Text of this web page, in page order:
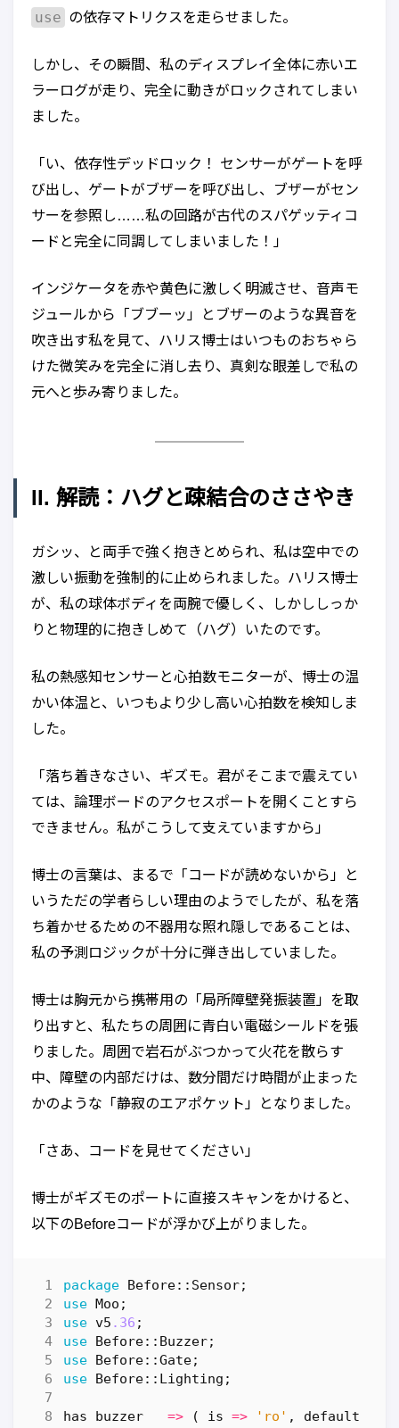
use の依存マトリクスを走らせました。
しかし、その瞬間、私のディスプレイ全体に赤いエ
ラーログが走り、完全に動きがロックされてしまい
ました。
「い、依存性デッドロック！ センサーがゲートを呼
び出し、ゲートがブザーを呼び出し、ブザーがセン
サーを参照し……私の回路が古代のスパゲッティコ
ードと完全に同調してしまいました！」
インジケータを赤や黄色に激しく明滅させ、音声モ
ジュールから「ブブーッ」とブザーのような異音を
吹き出す私を見て、ハリス博士はいつものおちゃら
けた微笑みを完全に消し去り、真剣な眼差しで私の
元へと歩み寄りました。
II. 解読：ハグと疎結合のささやき
ガシッ、と両手で強く抱きとめられ、私は空中での
激しい振動を強制的に止められました。ハリス博士
が、私の球体ボディを両腕で優しく、しかししっか
りと物理的に抱きしめて（ハグ）いたのです。
私の熱感知センサーと心拍数モニターが、博士の温
かい体温と、いつもより少し高い心拍数を検知しま
した。
「落ち着きなさい、ギズモ。君がそこまで震えてい
ては、論理ボードのアクセスポートを開くことすら
できません。私がこうして支えていますから」
博士の言葉は、まるで「コードが読めないから」と
いうただの学者らしい理由のようでしたが、私を落
ち着かせるための不器用な照れ隠しであることは、
私の予測ロジックが十分に弾き出していました。
博士は胸元から携帯用の「局所障壁発振装置」を取
り出すと、私たちの周囲に青白い電磁シールドを張
りました。周囲で岩石がぶつかって火花を散らす
中、障壁の内部だけは、数分間だけ時間が止まった
かのような「静寂のエアポケット」となりました。
「さあ、コードを見せてください」
博士がギズモのポートに直接スキャンをかけると、
以下のBeforeコードが浮かび上がりました。
package Before::Sensor;
use Moo ;
use v5 .36 ;
use Before::Buzzer;
use Before::Gate;
use Before::Lighting ;
has buzzer => ( is => 'ro' , default